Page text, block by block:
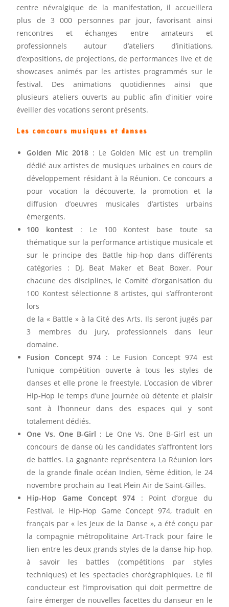
centre névralgique de la manifestation, il accueillera
plus de 3 000 personnes par jour, favorisant ainsi
rencontres et échanges entre amateurs et
professionnels autour d’ateliers d’initiations,
d’expositions, de projections, de performances live et de
showcases animés par les artistes programmés sur le
festival. Des animations quotidiennes ainsi que
plusieurs ateliers ouverts au public afin d’initier voire
éveiller des vocations seront présents.
Les concours musiques et danses
Golden Mic 2018 : Le Golden Mic est un tremplin
dédié aux artistes de musiques urbaines en cours de
développement résidant à la Réunion. Ce concours a
pour vocation la découverte, la promotion et la
diffusion d’oeuvres musicales d’artistes urbains
émergents.
100 kontest : Le 100 Kontest base toute sa
thématique sur la performance artistique musicale et
sur le principe des Battle hip-hop dans différents
catégories : DJ, Beat Maker et Beat Boxer. Pour
chacune des disciplines, le Comité d’organisation du
100 Kontest sélectionne 8 artistes, qui s’affronteront
lors
de la « Battle » à la Cité des Arts. Ils seront jugés par
3 membres du jury, professionnels dans leur
domaine.
Fusion Concept 974 : Le Fusion Concept 974 est
l’unique compétition ouverte à tous les styles de
danses et elle prone le freestyle. L’occasion de vibrer
Hip-Hop le temps d’une journée où détente et plaisir
sont à l’honneur dans des espaces qui y sont
totalement dédiés.
One Vs. One B-Girl : Le One Vs. One B-Girl est un
concours de danse où les candidates s’affrontent lors
de battles. La gagnante représentera La Réunion lors
de la grande finale océan Indien, 9ème édition, le 24
novembre prochain au Teat Plein Air de Saint-Gilles.
Hip-Hop Game Concept 974 : Point d’orgue du
Festival, le Hip-Hop Game Concept 974, traduit en
français par « les Jeux de la Danse », a été conçu par
la compagnie métropolitaine Art-Track pour faire le
lien entre les deux grands styles de la danse hip-hop,
à savoir les battles (compétitions par styles
techniques) et les spectacles chorégraphiques. Le fil
conducteur est l’improvisation qui doit permettre de
faire émerger de nouvelles facettes du danseur en le